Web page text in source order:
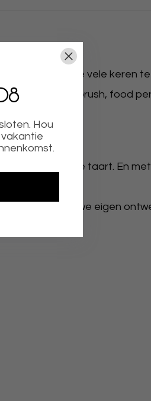
Zo zijn ze vele keren te
airbrush, food
tegen de taart. En
blijven.
Ook kunnen we eigen
Hou